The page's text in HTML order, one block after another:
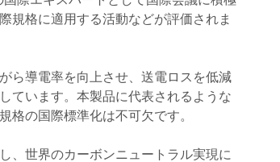
規格に適用する活動などが評価されま
ら導電率を向上させ、送電ロスを低減
ています。本製品に代表されるような
の国際標準化は不可欠です。
、世界のカーボンニュートラル実現に